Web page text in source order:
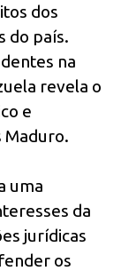
dos
do país.
na
revela o
e
Maduro.
uma
da
jurídicas
os